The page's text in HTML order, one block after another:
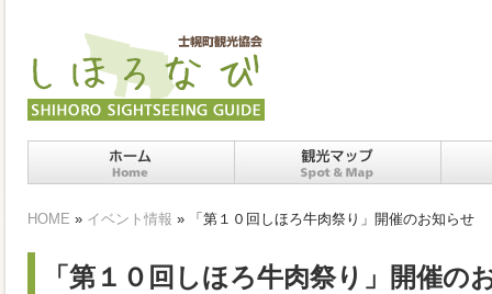
ト・マップ
HOME » イベント情報 » 「第１０回しほろ牛肉祭り」開催のお知らせ
「第１０回しほろ牛肉祭り」開催の